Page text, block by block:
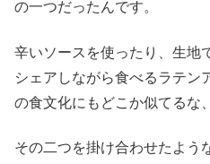
の一つだったんです。
辛いソースを使ったり、生地
シェアしながら食べるラテン
の食文化にもどこか似てるな
その二つを掛け合わせたよう